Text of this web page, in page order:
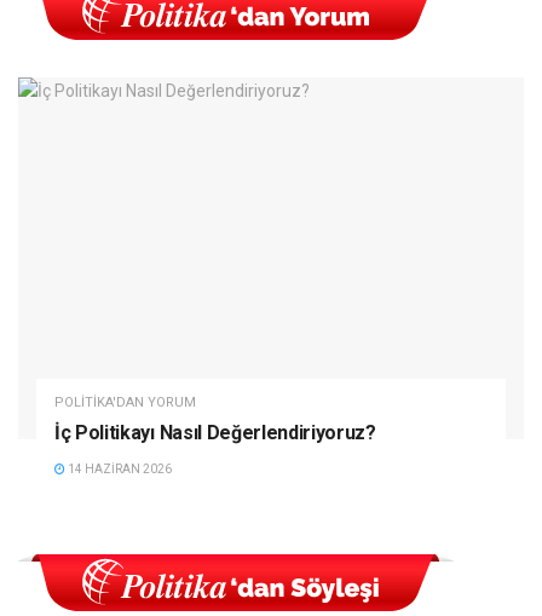
POLITIKA'DAN YORUM
İç Politikayı Nasıl Değerlendiriyoruz?
14 HAZIRAN 2026